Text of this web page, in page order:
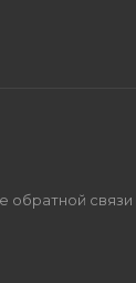
обратной связи